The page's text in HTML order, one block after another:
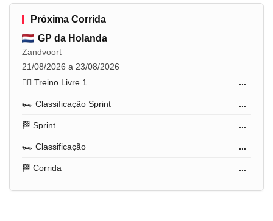
Próxima Corrida
GP da Holanda
Zandvoort
21/08/2026 a 23/08/2026
🏋️‍♂️ Treino Livre 1
...
🏎️ Classificação Sprint ...
🏁 Sprint ...
🏎️ Classificação ...
🏁 Corrida ...